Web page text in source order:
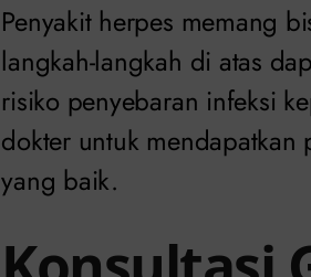
Penyakit herpes memang
langkah-langkah di atas
risiko penyebaran infeksi
dokter untuk
yang baik.